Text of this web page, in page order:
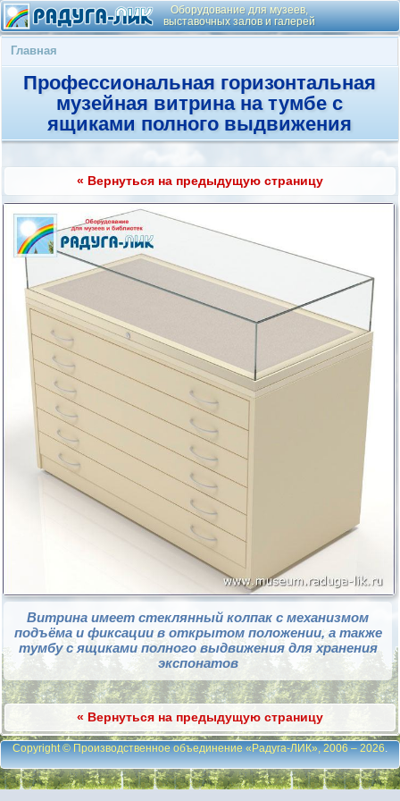
Оборудование для музеев,
выставочных залов и галерей
Главная
Профессиональная горизонтальная
музейная витрина на тумбе с
ящиками полного выдвижения
« Вернуться на предыдущую страницу
Витрина имеет стеклянный колпак с механизмом
подъёма и фиксации в открытом положении, а также
тумбу с ящиками полного выдвижения для хранения
экспонатов
« Вернуться на предыдущую страницу
Copyright © Производственное объединение «Радуга-ЛИК», 2006 – 2026.